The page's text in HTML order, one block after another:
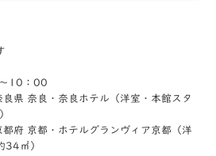
10：00
良県 奈良・奈良ホテル（洋室・本館スタ
都府 京都・ホテルグランヴィア京都（洋
34㎡）